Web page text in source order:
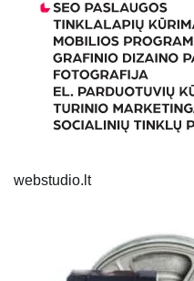
webstudio.lt